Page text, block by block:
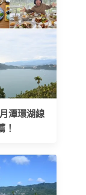
潭環湖線
！